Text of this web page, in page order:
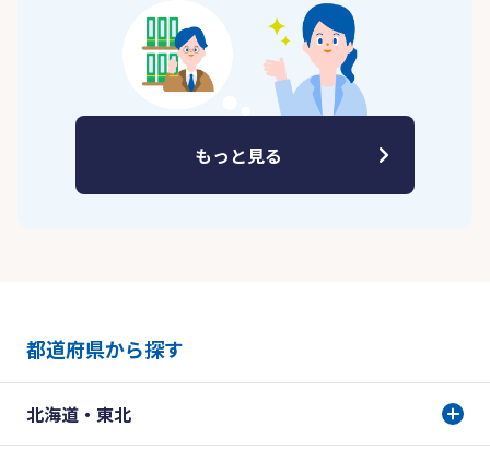
もっと見る
都道府県から探す
北海道・東北